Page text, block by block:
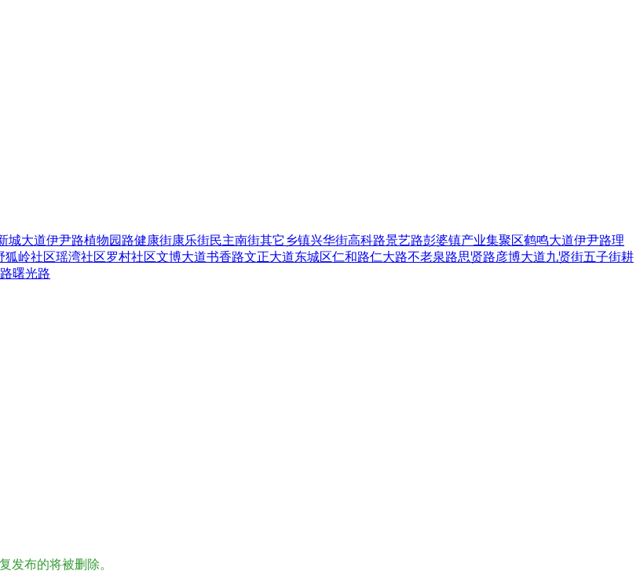
城大道伊尹路植物园路健康街康乐街民主南街其它乡镇兴华街高科路景艺路彭婆镇产业集聚区鹤鸣大道伊尹路理
狐岭社区瑶湾社区罗村社区文博大道书香路文正大道东城区仁和路仁大路不老泉路思贤路彦博大道九贤街五子街耕
曙光路
发布的将被删除。